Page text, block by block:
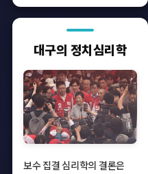
대구의 정치심리학
보수 집결 심리학의 결론은